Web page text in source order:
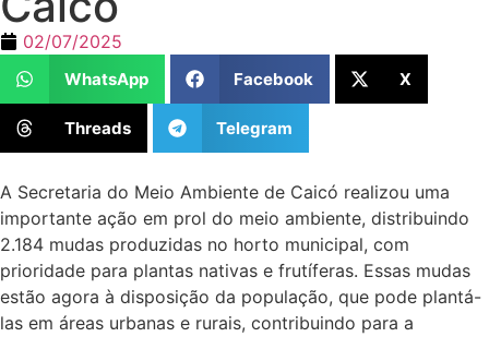
02/07/2025
WhatsApp Facebook X
Threads Telegram
A Secretaria do Meio Ambiente de Caicó realizou uma
importante ação em prol do meio ambiente, distribuindo
2.184 mudas produzidas no horto municipal, com
prioridade para plantas nativas e frutíferas. Essas mudas
estão agora à disposição da população, que pode plantá-
las em áreas urbanas e rurais, contribuindo para a